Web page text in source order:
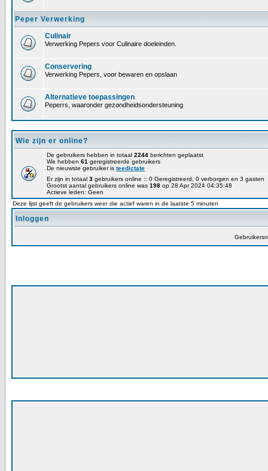
Peper Verwerking
Culinair
Verwerking Pepers voor Culinaire doeleinden.
Conservering
Verwerking Pepers, voor bewaren en opslaan
Alternatieve toepassingen
Peperrs, waaronder gezondheidsondersteuning
Wie zijn er online?
De gebruikers hebben in totaal 2244 berichten geplaatst
We hebben 61 geregistreerde gebruikers
De nieuwste gebruiker is teedictate
Er zijn in totaal 3 gebruikers online :: 0 Geregistreerd, 0 verborgen en 3
Grootst aantal gebruikers online was 198 op 28 Apr 2024 04:35:48
Actieve leden: Geen
Deze lijst geeft de gebruikers weer die actief waren in de laatste 5 minuten
Inloggen